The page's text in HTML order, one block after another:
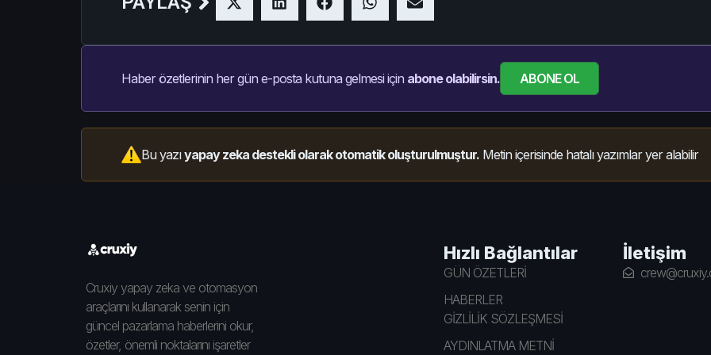
Haber özetlerinin her gün e-posta kutuna gelmesi için abone olabilirsin. ABONE OL
Bu yazıyapay zeka destekli olarak otomatik oluşturulmuştur. Metin içerisinde hatalı yazımlar yer alabilir
Cruxiy yapay zeka ve otomasyon
araçlarını kullanarak senin için
güncel pazarlama haberlerini okur,
özetler, önemli noktalarını işaretler
Hızlı Bağlantılar
GÜN ÖZETLERİ
HABERLER
GİZLİLİK SÖZLEŞMESİ
AYDINLATMA METNİ
İletişim